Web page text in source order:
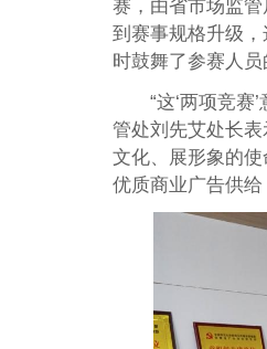
赛，由省市场监
到赛事规格升级
时鼓舞了参赛人员
“这‘两项竞
管处刘先艾处长
文化、展形象的
优质商业广告供给